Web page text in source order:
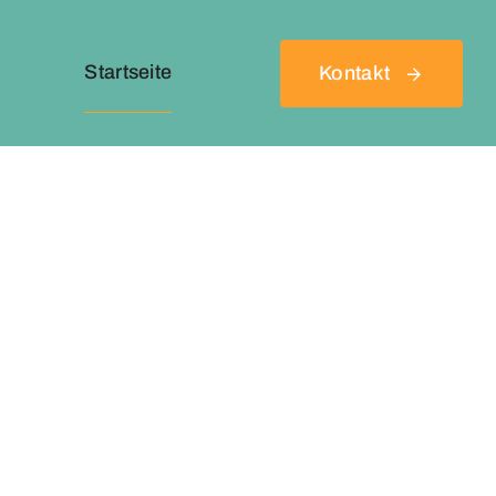
Startseite Kontakt